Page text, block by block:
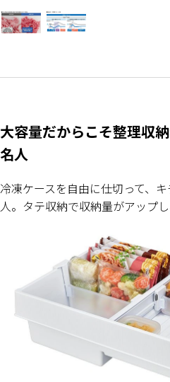
大容量だからこそ整理収
名人
冷凍ケースを自由に仕切って、
人。タテ収納で収納量がアップ